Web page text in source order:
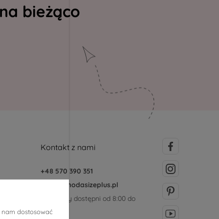
bieżąco
Kontakt z nami
+48 570 390 351
sklep@modasizeplus.pl
Jesteśmy dostępni od 8:00 do
15:00
dostosować